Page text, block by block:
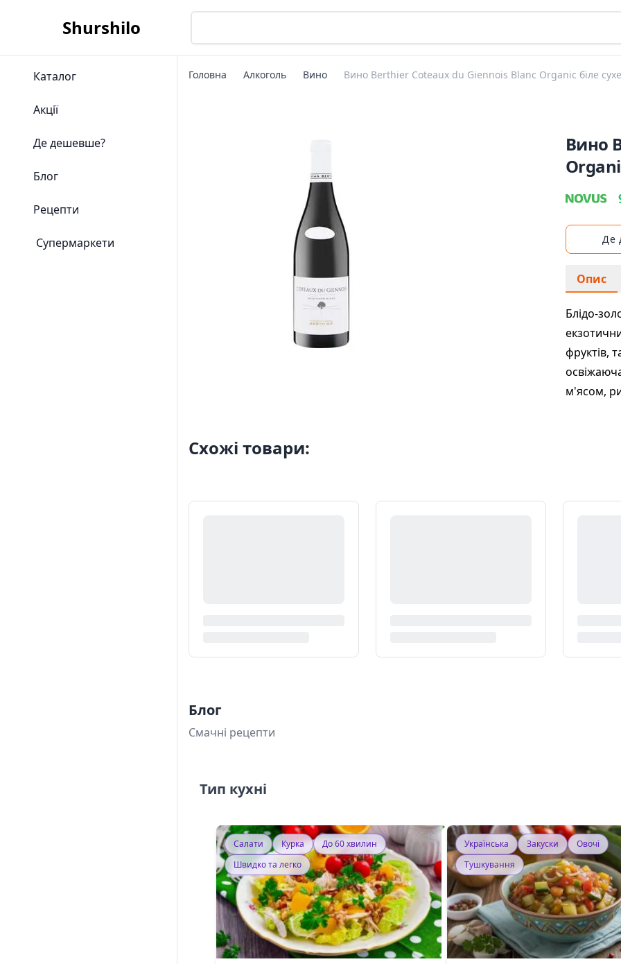
Shurshilo
Каталог
Акції
Де дешевше?
Блог
Рецепти
Супермаркети
Головна Алкоголь Вино Вино Berthier Coteaux du Giennois Blanc Organic біле
Вино
Де
Опис
Блідо-
фруктів,
м'ясом,
Схожі товари:
Блог
Смачні рецепти
Тип кухні
Салати Курка
До 60 хвилин
Швидко та легко
Українська Закуски
Овочі
Тушкування